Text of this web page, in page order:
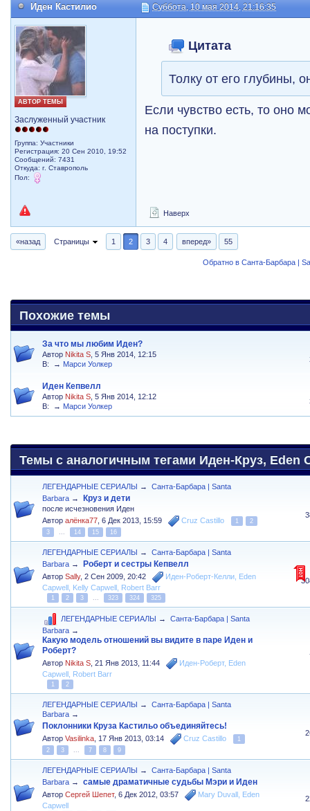
Иден Кастилио Суббота, 10 мая 2014, 21:16:35
АВТОР ТЕМЫ
Заслуженный участник
Группа: Участники
Регистрация: 20 Сен 2010, 19:52
Сообщений: 7431
Откуда: г. Ставрополь
Пол:
Цитата
Толку от его глубины,
Если чувство есть, то оно
на поступки.
Наверх
«назад Страницы 1 2 3 4 вперед» 55
Обратно в Санта-Барбара |
Похожие темы
За что мы любим Иден?
Автор Nikita S , 5 Янв 2014, 12:15
В:
→ Марси Уолкер
Иден Кепвелл
Автор Nikita S , 5 Янв 2014, 12:12
В:
→ Марси Уолкер
Темы с аналогичным тегами Иден-Круз, Eden
ЛЕГЕНДАРНЫЕ СЕРИАЛЫ →
Санта-Барбара | Santa
Barbara → Круз и дети
после исчезновения Иден
Авторалёнка77 ,6 Дек 2013, 15:59 Cruz Castillo 1
2
3
14 15 16
ЛЕГЕНДАРНЫЕ СЕРИАЛЫ →
Санта-Барбара | Santa
Barbara → Роберт и сестры Кепвелл
АвторSally,2 Сен 2009, 20:42 Иден-Роберт-Келли Eden
Capwell Kelly Capwell Robert Barr
1 2 3 323 324 325
ЛЕГЕНДАРНЫЕ СЕРИАЛЫ →
Санта-Барбара | Santa
Barbara →
Какую модель отношений вы видите в паре Иден и
Роберт?
Автор Nikita S ,21 Янв 2013, 11:44 Иден-Роберт, Eden
Capwell Robert Barr
1 2
ЛЕГЕНДАРНЫЕ СЕРИАЛЫ →
Санта-Барбара | Santa
Barbara →
Поклонники Круза Кастильо объединяйтесь!
АвторVasilinka 17 Янв 2013, 03:14 Cruz Castillo
1
2
3 7 8 9
ЛЕГЕНДАРНЫЕ СЕРИАЛЫ →
Санта-Барбара | Santa
Barbara → самые драматичные судьбы Мэри и Иден
АвторСергей Шепет,6 Дек 2012, 03:57 Mary Duvall Eden
Capwell